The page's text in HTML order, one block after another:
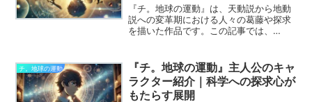
『チ。地球の運動』は、天動説から地動
説への変革期における人々の葛藤や探求
を描いた作品です。この記事では、
や彼らの持つ哲学を読み解きます。彼ら
の言葉がどのように地動説の探求に影響
を与え、作品全体のメッセージを形作っ
ているのかを見ていきましょう。
チ。地球の運動
『チ。地球の運動』主人公のキャ
ラクター紹介｜科学への探求心が
もたらす展開